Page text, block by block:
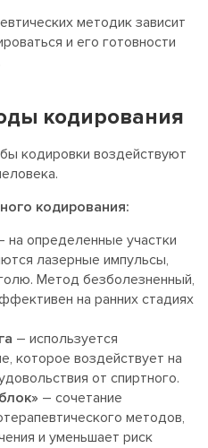
методик зависит
и его готовности
кодирования
кодировки воздействуют
кодирования:
на определенные участки
лазерные импульсы,
Метод безболезненный,
на ранних стадиях
– используется
которое воздействует на
от спиртного.
– сочетание
методов,
и уменьшает риск